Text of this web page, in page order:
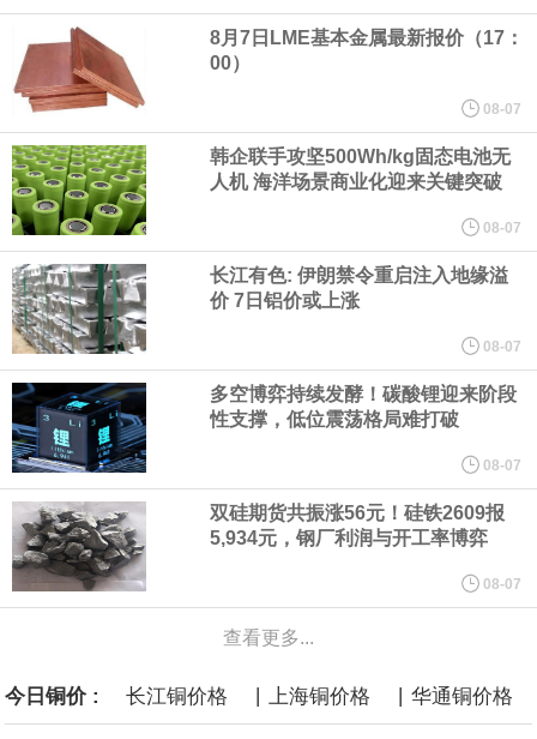
用人形机器人、四足机器人等产品。
美国总统特朗普6日否认他对国防部长赫格塞思不满，称对赫格塞思
所做的工作“非常满意”。特朗普在社交媒体上发帖称，一些媒体有关
他与赫格塞思就弹药短缺问题发生冲突的报道是“完全没有根据的谣
言”，他对赫格塞思所做的工作“非常满意”。
纽约期银突破64美元/盎司，日内涨3.91%。
据报道，威刚近日在法说会上表示，在需求增加、价格走高及货源
稳定的三大有利因素带动下，预期第3季度营运将优于第2季度，并
进一步扩大全年营运成果。
美国国会预算办公室（CBO）于当地时间5日发布报告称，美国海军
计划建造的15艘核动力“特朗普级”（Trump-class）战列舰，从研发
到采购的总费用可能高达2750亿美元，为美国有史以来最昂贵的水
8月7日LME基本金属最新报价（17：
00）
08-07
韩企联手攻坚500Wh/kg固态电池无
人机 海洋场景商业化迎来关键突破
08-07
长江有色: 伊朗禁令重启注入地缘溢
价 7日铝价或上涨
08-07
多空博弈持续发酵！碳酸锂迎来阶段
性支撑，低位震荡格局难打破
08-07
双硅期货共振涨56元！硅铁2609报
5,934元，钢厂利润与开工率博弈
08-07
查看更多...
今日铜价 : 长江铜价格 | 上海铜价格 | 华通铜价格